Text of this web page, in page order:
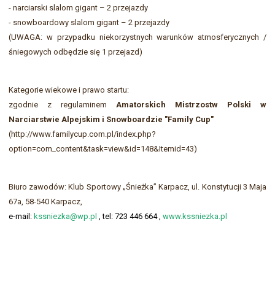
- narciarski slalom gigant – 2 przejazdy
- snowboardowy slalom gigant – 2 przejazdy
(UWAGA: w przypadku niekorzystnych warunków atmosferycznych /
śniegowych odbędzie się 1 przejazd)
Kategorie wiekowe i prawo startu:
zgodnie z regulaminem Amatorskich Mistrzostw Polski w
Narciarstwie Alpejskim i Snowboardzie "Family Cup"
(http://www.familycup.com.pl/index.php?
option=com_content&task=view&id=148&Itemid=43)
Biuro zawodów: Klub Sportowy „Śnieżka” Karpacz, ul. Konstytucji 3 Maja
67a, 58-540 Karpacz,
e-mail: kssniezka@wp.pl ,tel : 723 446 664 , www.kssniezka.pl